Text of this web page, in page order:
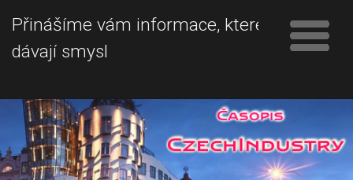
Přinášíme vám informace, které
dávají smysl